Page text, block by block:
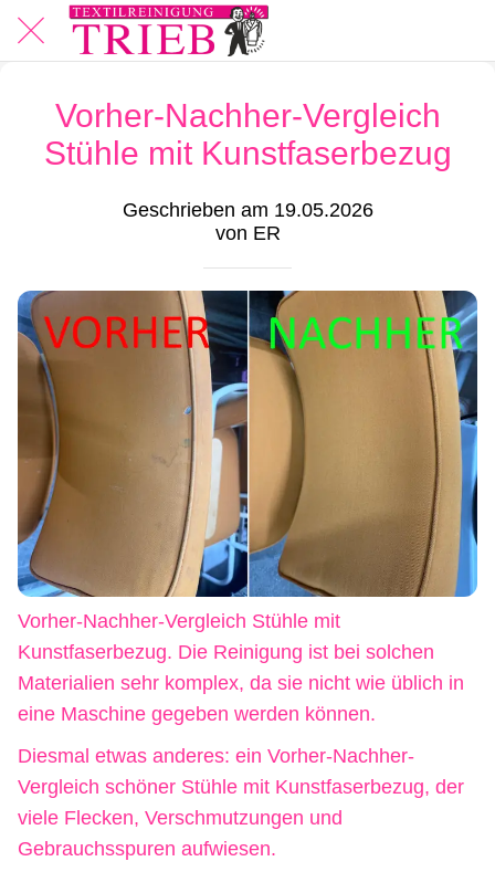
Vorher-Nachher-Vergleich
Stühle mit Kunstfaserbezug
Geschrieben am 19.05.2026
von ER
Vorher-Nachher-Vergleich Stühle mit
Kunstfaserbezug. Die Reinigung ist bei solchen
Materialien sehr komplex, da sie nicht wie üblich in
eine Maschine gegeben werden können.
Diesmal etwas anderes: ein Vorher-Nachher-
Vergleich schöner Stühle mit Kunstfaserbezug, der
viele Flecken, Verschmutzungen und
Gebrauchsspuren aufwiesen.